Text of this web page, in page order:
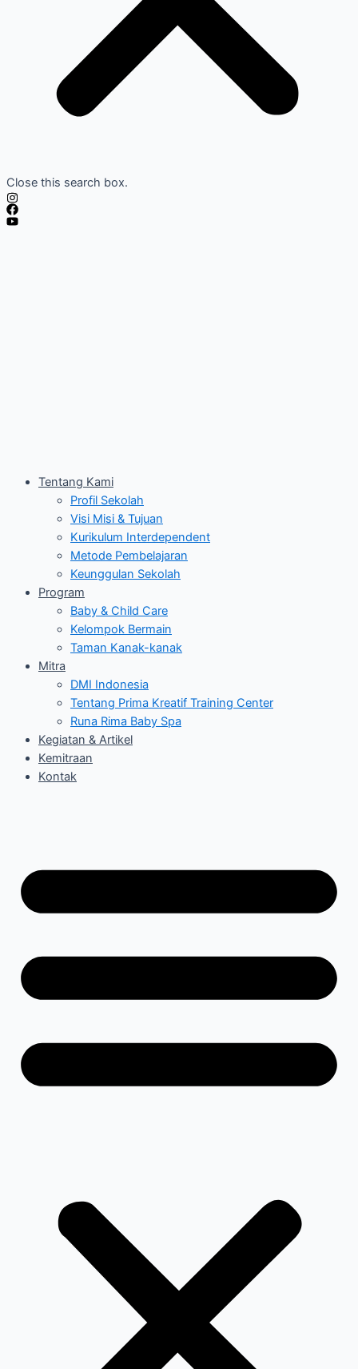
Close this search box.
Tentang Kami
Profil Sekolah
Visi Misi & Tujuan
Kurikulum Interdependent
Metode Pembelajaran
Keunggulan Sekolah
Program
Baby & Child Care
Kelompok Bermain
Taman Kanak-kanak
Mitra
DMI Indonesia
Tentang Prima Kreatif Training Center
Runa Rima Baby Spa
Kegiatan & Artikel
Kemitraan
Kontak